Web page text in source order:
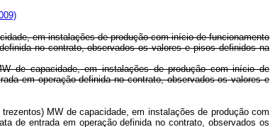
em instalações de produção com início de funcionamento
no contrato, observados os valores e pisos definidos na
de capacidade, em instalações de produção com início de
em operação definida no contrato, observados os valores e
MW de capacidade, em instalações de produção com
de entrada em operação definida no contrato, observados os